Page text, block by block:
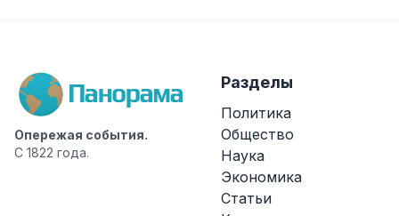
Опережая события.
С 1822 года.
Разделы
Политика
Общество
Наука
Экономика
Статьи